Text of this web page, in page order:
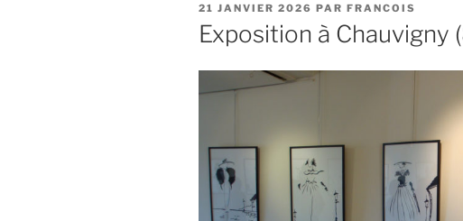
PUBLIÉ
LE
21 JANVIER 2026 PAR FRANCOIS
Exposition à Chauvigny